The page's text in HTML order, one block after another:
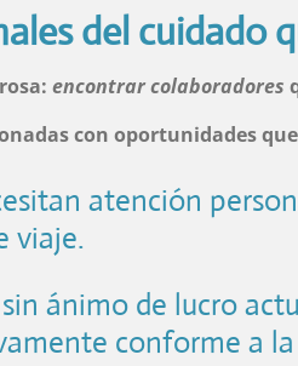
del cuidado
encontrar colaboradores
con oportunidades
atención
viaje.
ánimo de lucro
conforme a